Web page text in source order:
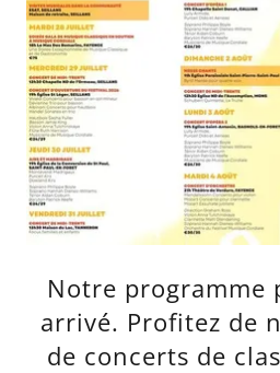
Notre programme
arrivé. Profitez de
de concerts de